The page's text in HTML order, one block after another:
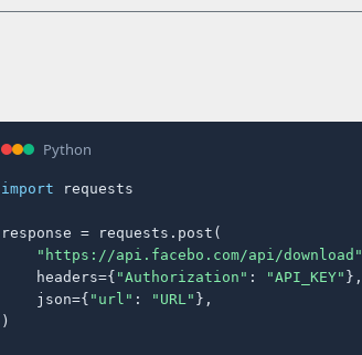
Python
import requests
response = requests.post(
"https://api.facebo.com/api/download"
    headers={
"Authorization" : "API_KEY" },
    json={
"url" : "URL" },
)